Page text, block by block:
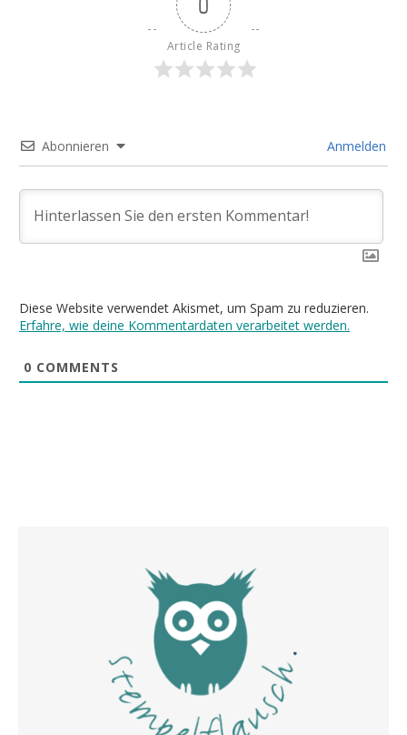
0
Article Rating
Abonnieren Anmelden
Diese Website verwendet Akismet, um Spam zu reduzieren.
Erfahre, wie deine Kommentardaten verarbeitet werden.
0 COMMENTS